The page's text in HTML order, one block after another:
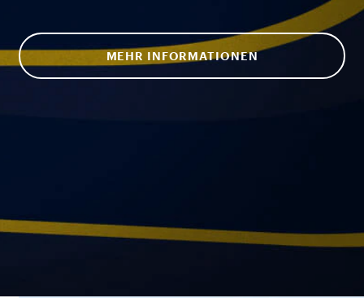
MEHR INFORMATIONEN